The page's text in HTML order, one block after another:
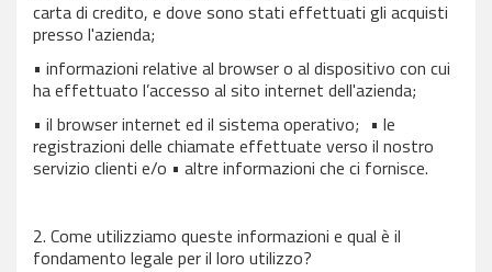
carta di credito, e dove sono stati effettuati gli acquisti
presso l'azienda;
• informazioni relative al browser o al dispositivo con cui
ha effettuato l’accesso al sito internet dell'azienda;
• il browser internet ed il sistema operativo; • le
registrazioni delle chiamate effettuate verso il nostro
servizio clienti e/o • altre informazioni che ci fornisce.
2. Come utilizziamo queste informazioni e qual è il
fondamento legale per il loro utilizzo?